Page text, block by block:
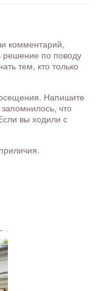
комментарий,
по поводу
тем, кто только
Напишите
что
вы ходили с